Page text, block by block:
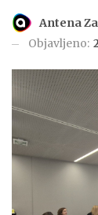
Antena
Objavljeno: